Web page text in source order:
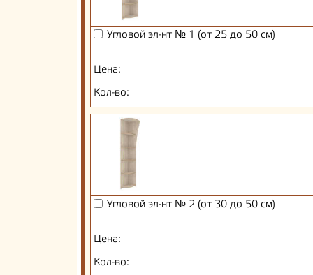
Угловой эл-нт № 1 (от 25 до 50 см)
Цена:
Кол-во:
Угловой эл-нт № 2 (от 30 до 50 см)
Цена:
Кол-во: